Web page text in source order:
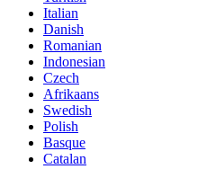
Italian
Danish
Romanian
Indonesian
Czech
Afrikaans
Swedish
Polish
Basque
Catalan